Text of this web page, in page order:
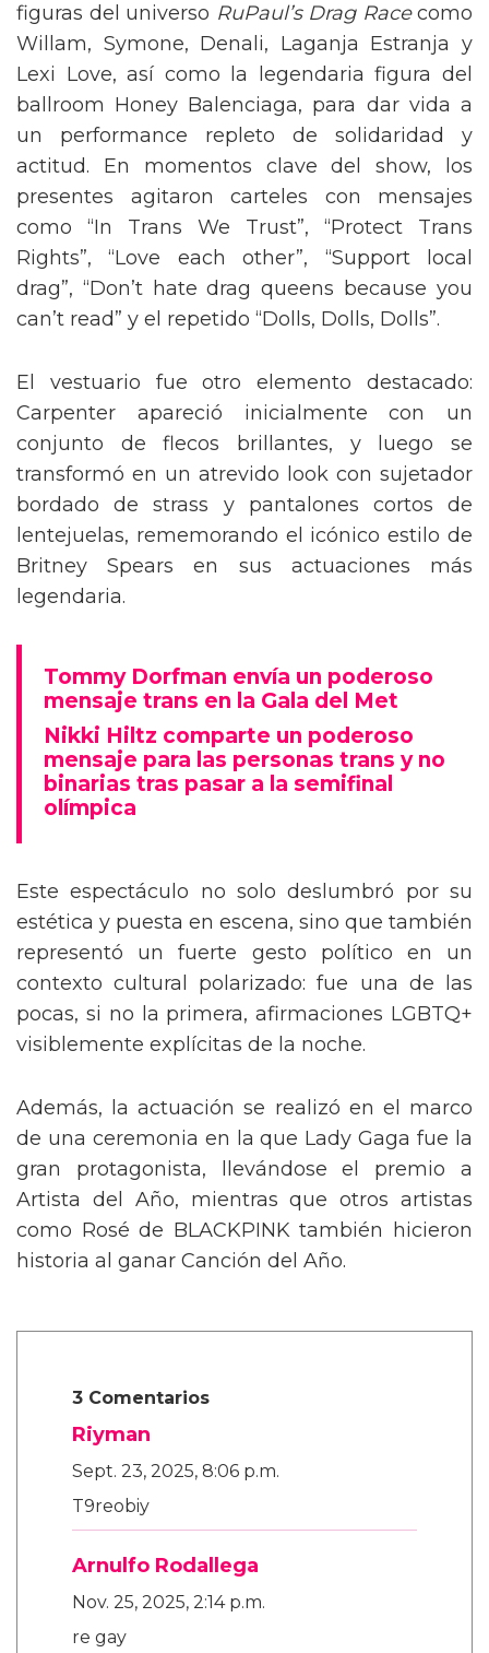
figuras del universo RuPaul’s Drag Racecomo
Willam, Symone, Denali, Laganja Estranja y
Lexi Love, así como la legendaria figura del
ballroom Honey Balenciaga, para dar vida a
un performance repleto de solidaridad y
actitud. En momentos clave del show, los
presentes agitaron carteles con mensajes
como “In Trans We Trust”, “Protect Trans
Rights”, “Love each other”, “Support local
drag”, “Don’t hate drag queens because you
can’t read” y el repetido “Dolls, Dolls, Dolls”.
El vestuario fue otro elemento destacado:
Carpenter apareció inicialmente con un
conjunto de flecos brillantes, y luego se
transformó en un atrevido look con sujetador
bordado de strass y pantalones cortos de
lentejuelas, rememorando el icónico estilo de
Britney Spears en sus actuaciones más
legendaria.
Tommy Dorfman envía un poderoso
mensaje trans en la Gala del Met
Nikki Hiltz comparte un poderoso
mensaje para las personas trans y no
binarias tras pasar a la semifinal
olímpica
Este espectáculo no solo deslumbró por su
estética y puesta en escena, sino que también
representó un fuerte gesto político en un
contexto cultural polarizado: fue una de las
pocas, si no la primera, afirmaciones LGBTQ+
visiblemente explícitas de la noche.
Además, la actuación se realizó en el marco
de una ceremonia en la que Lady Gaga fue la
gran protagonista, llevándose el premio a
Artista del Año, mientras que otros artistas
como Rosé de BLACKPINK también hicieron
historia al ganar Canción del Año.
3 Comentarios
Riyman
Sept. 23, 2025, 8:06 p.m.
T9reobiy
Arnulfo Rodallega
Nov. 25, 2025, 2:14 p.m.
re gay